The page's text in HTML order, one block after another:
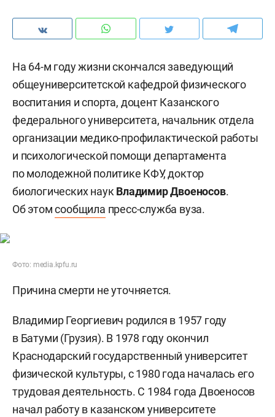
На 64-м году жизни скончался заведующий
общеуниверситетской кафедрой физического
воспитания и спорта, доцент Казанского
федерального университета, начальник отдела
организации медико-профилактической работы
и психологической помощи департамента
по молодежной политике КФУ, доктор
биологических наук Владимир Двоеносов.
Об этомсообщила пресс-служба вуза.
Фото: media.kpfu.ru
Причина смерти не уточняется.
Владимир Георгиевич родился в 1957 году
в Батуми (Грузия). В 1978 году окончил
Краснодарский государственный университет
физической культуры, с 1980 года началась его
трудовая деятельность. С 1984 года Двоеносов
начал работу в казанском университете